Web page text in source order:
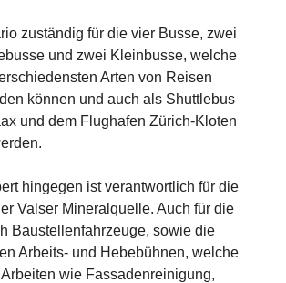
zuständig für die vier Busse, zwei
und zwei Kleinbusse, welche
Arten von Reisen
können und auch als Shuttlebus
und dem Flughafen Zürich-Kloten
hingegen ist verantwortlich für die
Valser Mineralquelle. Auch für die
Baustellenfahrzeuge, sowie die
Arbeits- und Hebebühnen, welche
wie Fassadenreinigung,